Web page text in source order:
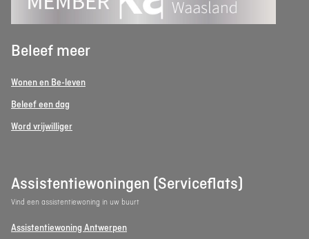
Beleef meer
Wonen en Be-leven
Beleef een dag
Word vrijwilliger
Assistentiewoningen (Serviceflats)
Vind een assistentiewoning in uw buurt
Assistentiewoning Antwerpen